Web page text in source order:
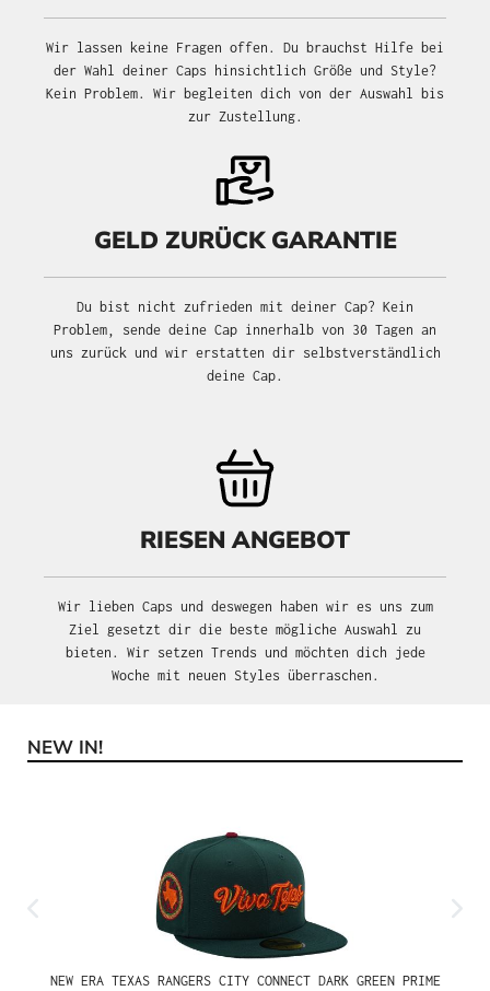
Wir lassen keine Fragen offen. Du brauchst Hilfe bei
der Wahl deiner Caps hinsichtlich Größe und Style?
Kein Problem. Wir begleiten dich von der Auswahl bis
zur Zustellung.
GELD ZURÜCK GARANTIE
Du bist nicht zufrieden mit deiner Cap? Kein
Problem, sende deine Cap innerhalb von 30 Tagen an
uns zurück und wir erstatten dir selbstverständlich
deine Cap.
RIESEN ANGEBOT
Wir lieben Caps und deswegen haben wir es uns zum
Ziel gesetzt dir die beste mögliche Auswahl zu
bieten. Wir setzen Trends und möchten dich jede
Woche mit neuen Styles überraschen.
Produktgalerie überspringen
NEW IN!
NEW ERA TEXAS RANGERS CITY CONNECT DARK GREEN PRIME